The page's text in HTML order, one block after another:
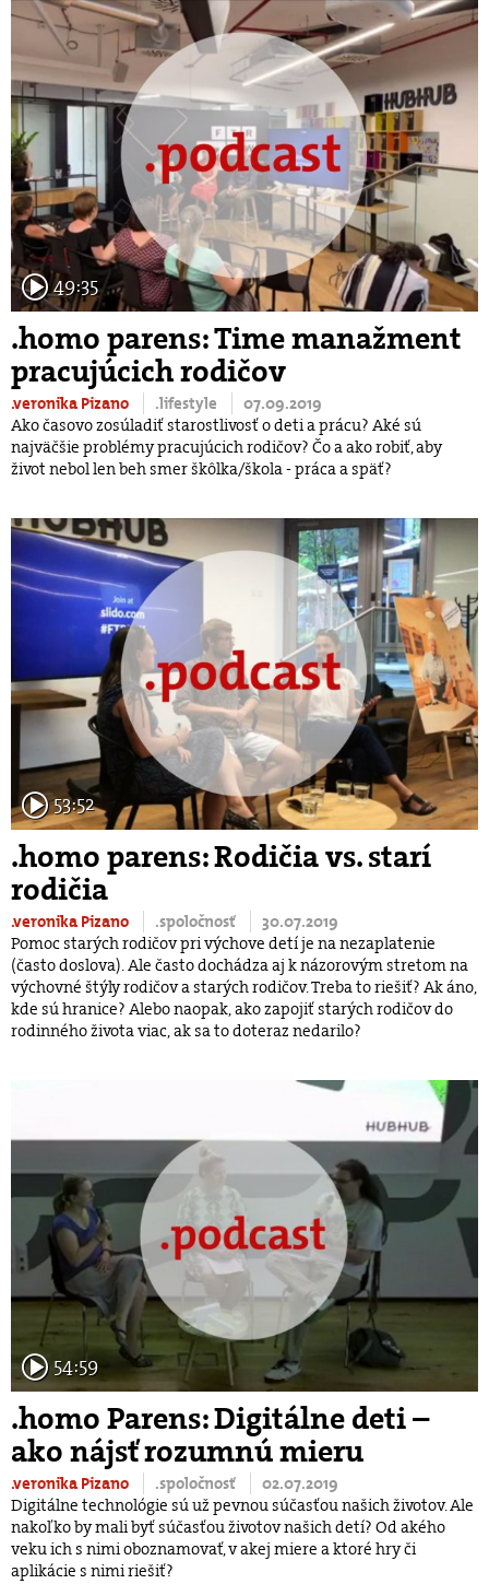
49:35
.homo parens: Time manažment
pracujúcich rodičov
.veronika Pizano .lifestyle
07.09.2019
Ako časovo zosúladiť starostlivosť o deti a prácu? Aké sú
najväčšie problémy pracujúcich rodičov? Čo a ako robiť, aby
život nebol len beh smer škôlka/škola - práca a späť?
53:52
.homo parens: Rodičia vs. starí
rodičia
.veronika Pizano .spoločnosť
30.07.2019
Pomoc starých rodičov pri výchove detí je na nezaplatenie
(často doslova). Ale často dochádza aj k názorovým stretom na
výchovné štýly rodičov a starých rodičov. Treba to riešiť? Ak áno,
kde sú hranice? Alebo naopak, ako zapojiť starých rodičov do
rodinného života viac, ak sa to doteraz nedarilo?
54:59
.homo Parens: Digitálne deti –
ako nájsť rozumnú mieru
.veronika Pizano .spoločnosť
02.07.2019
Digitálne technológie sú už pevnou súčasťou našich životov. Ale
nakoľko by mali byť súčasťou životov našich detí? Od akého
veku ich s nimi oboznamovať, v akej miere a ktoré hry či
aplikácie s nimi riešiť?